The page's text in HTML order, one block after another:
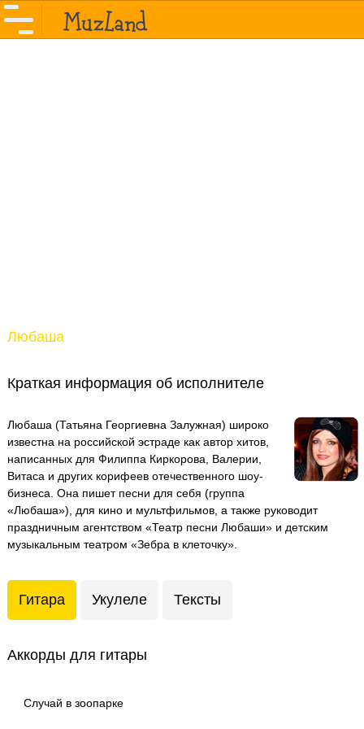
Любаша
Краткая информация об исполнителе
Любаша (Татьяна Георгиевна Залужная) широко
известна на российской эстраде как автор хитов,
написанных для Филиппа Киркорова, Валерии,
Витаса и других корифеев отечественного шоу-
бизнеса. Она пишет песни для себя (группа
«Любаша»), для кино и мультфильмов, а также руководит
праздничным агентством «Театр песни Любаши» и детским
музыкальным театром «Зебра в клеточку».
Гитара Укулеле Тексты
Аккорды для гитары
Случай в зоопарке